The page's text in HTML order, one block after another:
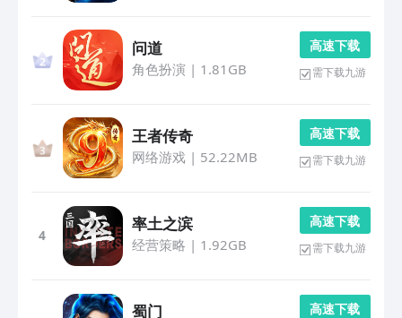
问道
角色扮演 | 1.81GB
高 速 下 载
需下载九游
王者传奇
网络游戏| 52.22MB
高 速 下 载
需下载九游
4
率土之滨
经营策略 | 1.92GB
高 速 下 载
需下载九游
蜀门 高 速 下 载